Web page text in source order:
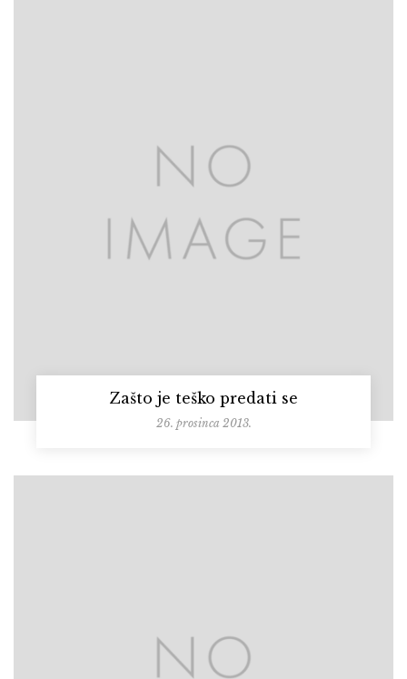
Zašto je teško predati se
26. prosinca 2013.